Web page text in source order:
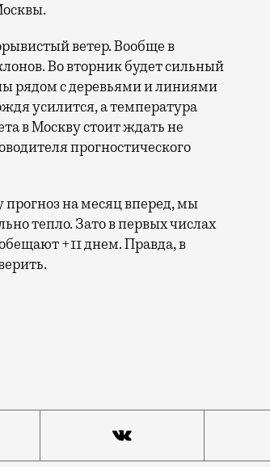
ветер. Вообще в
Во вторник будет сильный
рядом с деревьями и линиями
усилится, а температура
в Москву стоит ждать не
прогностического
на месяц вперед, мы
тепло. Зато в первых числах
+11 днем. Правда, в
термины, описывая погоду: то у